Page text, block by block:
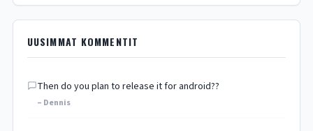
UUSIMMAT KOMMENTIT
Then do you plan to release it for android??
– Dennis